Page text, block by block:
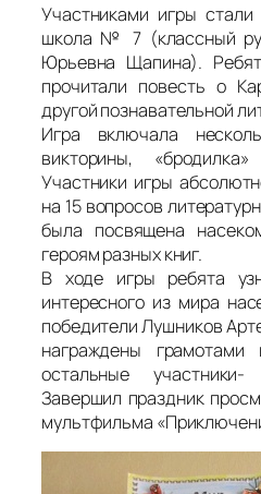
Участниками игры
школа № 7 (классный
Юрьевна Щапина).
прочитали повесть о
другой познавательной
Игра включала
викторины,
Участники игры
на 15 вопросов
была посвящена
героям разных книг.
В ходе игры ребята
интересного из мира
победители Лушников
награждены
остальные
Завершил праздник
мультфильма